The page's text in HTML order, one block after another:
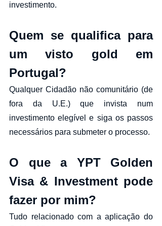
investimento.
Quem se qualifica para
um visto gold em
Portugal?
Qualquer Cidadão não comunitário (de
fora da U.E.) que invista num
investimento elegível e siga os passos
necessários para submeter o processo.
O que a YPT Golden
Visa & Investment pode
fazer por mim?
Tudo relacionado com a aplicação do